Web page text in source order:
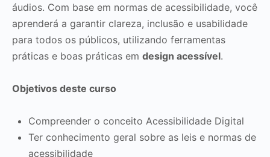
áudios. Com base em normas de acessibilidade, você
aprenderá a garantir clareza, inclusão e usabilidade
para todos os públicos, utilizando ferramentas
práticas e boas práticas em design acessível.
Objetivos deste curso
Compreender o conceito Acessibilidade Digital
Ter conhecimento geral sobre as leis e normas de
acessibilidade